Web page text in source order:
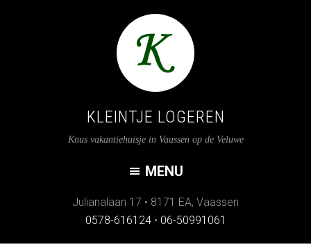
KLEINTJE LOGEREN
Knus vakantiehuisje in Vaassen op de Veluwe
Julianalaan 17 • 8171 EA, Vaassen
0578-616124 • 06-50991061